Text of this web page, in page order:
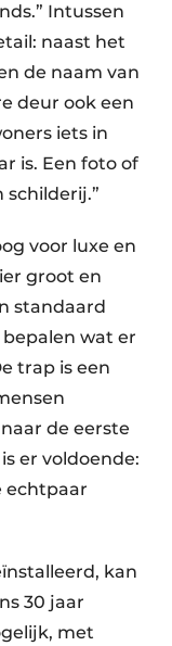
Intussen
naast het
de naam van
deur ook een
iets in
is. Een foto of
voor luxe en
groot en
standaard
bepalen wat er
trap is een
de eerste
er voldoende:
echtpaar
kan
30 jaar
met